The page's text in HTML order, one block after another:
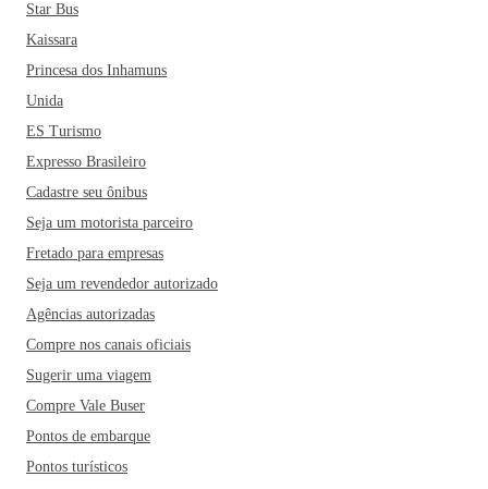
Star Bus
Kaissara
Princesa dos Inhamuns
Unida
ES Turismo
Expresso Brasileiro
Cadastre seu ônibus
Seja um motorista parceiro
Fretado para empresas
Seja um revendedor autorizado
Agências autorizadas
Compre nos canais oficiais
Sugerir uma viagem
Compre Vale Buser
Pontos de embarque
Pontos turísticos